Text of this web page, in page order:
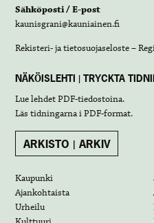
Sähköposti / E-post
kaunisgrani@kauniainen.fi
Rekisteri- ja tietosuojaseloste –
NÄKÖISLEHTI | TRYCKTA
Lue lehdetPDF-tiedostoina.
Läs tidningarna iPDF-format.
ARKISTO | ARKIV
Kaupunki
Ajankohtaista
Urheilu